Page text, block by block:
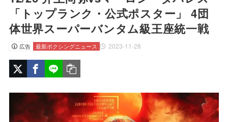
「トップランク・公式ポスター」 4団
体世界スーパーバンタム級王座統一戦
広告 2023-11-28
最新ボクシングニュース